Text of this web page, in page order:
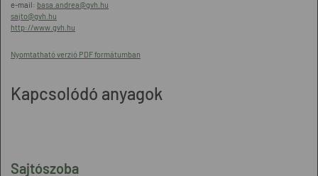
Sajtószoba
e-mail: basa.andrea@gvh.hu
sajto@gvh.hu
http://www.gvh.hu
Nyomtatható verzió PDF formátumban
Kapcsolódó anyagok